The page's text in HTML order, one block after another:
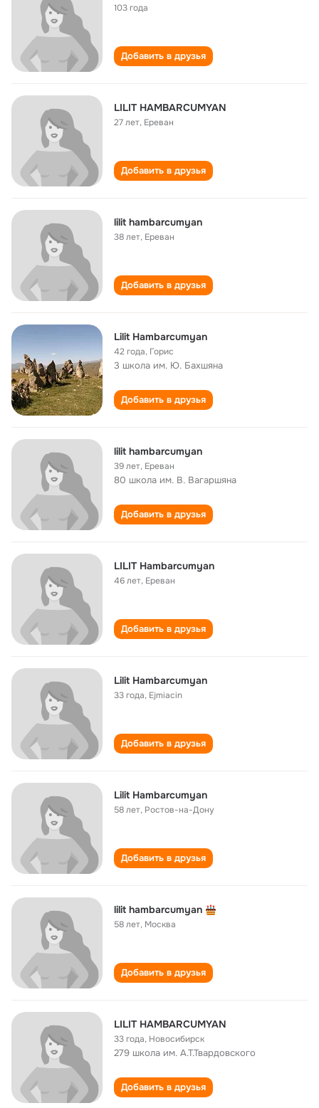
103 года
Добавить в друзья
LILIT HAMBARCUMYAN
27 лет, Ереван
Добавить в друзья
lilit hambarcumyan
38 лет, Ереван
Добавить в друзья
Lilit Hambarcumyan
42 года, Горис
3 школа им. Ю. Бахшяна
Добавить в друзья
lilit hambarcumyan
39 лет, Ереван
80 школа им. В. Вагаршяна
Добавить в друзья
LILIT Hambarcumyan
46 лет, Ереван
Добавить в друзья
Lilit Hambarcumyan
33 года, Ejmiacin
Добавить в друзья
Lilit Hambarcumyan
58 лет, Ростов-на-Дону
Добавить в друзья
lilit hambarcumyan
58 лет, Москва
Добавить в друзья
LILIT HAMBARCUMYAN
33 года, Новосибирск
279 школа им. А.Т.Твардовского
Добавить в друзья